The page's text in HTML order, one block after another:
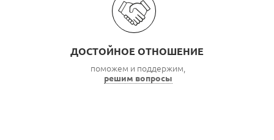
ДОСТОЙНОЕ ОТНОШЕНИЕ
поможем и поддержим,
решим вопросы